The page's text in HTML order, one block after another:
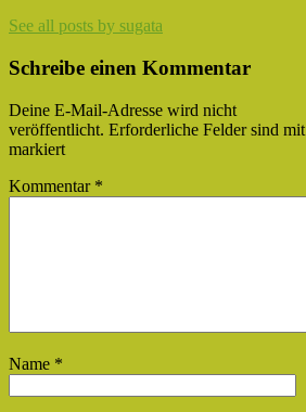
See all posts by sugata
Schreibe einen Kommentar
Deine E-Mail-Adresse wird nicht
veröffentlicht. Erforderliche Felder sind mit
markiert
Kommentar *
Name *